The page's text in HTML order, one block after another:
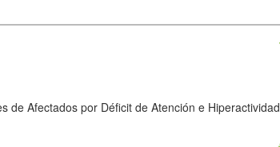
de Afectados por Déficit de Atención e Hiperactividad